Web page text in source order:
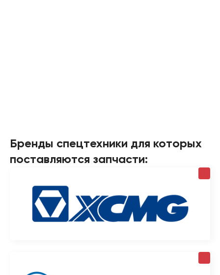
Бренды спецтехники для которых
поставляются запчасти: